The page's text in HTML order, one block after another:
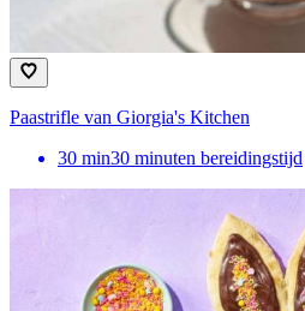
Paastrifle van Giorgia's Kitchen
30 min30 minuten bereidingstijd